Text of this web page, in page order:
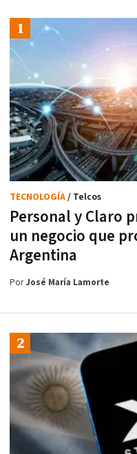
Personal y Claro
un negocio que
Argentina
TECNOLOGÍA/ Telcos
PorJosé María Lamorte